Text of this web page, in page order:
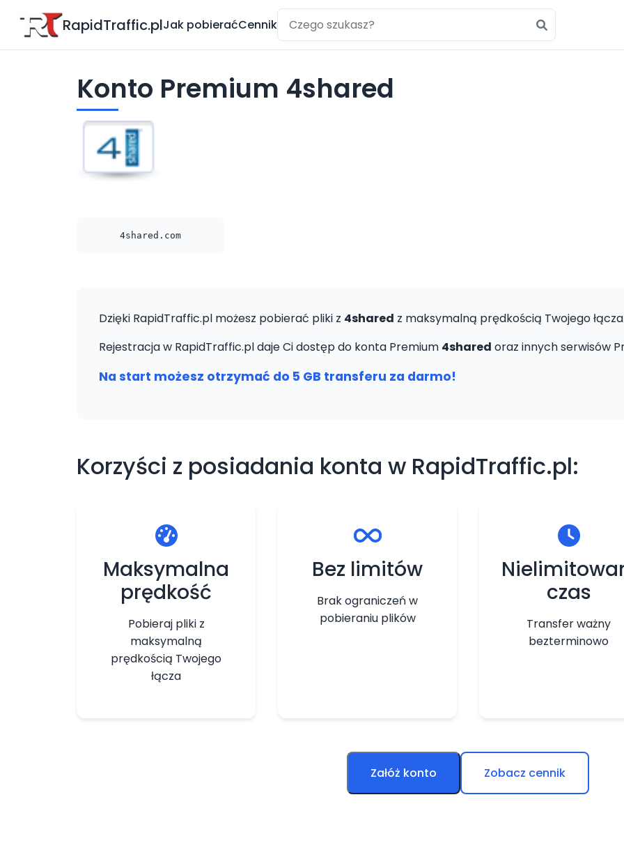
RapidTraffic.plJak pobieraćCennik
Konto Premium 4shared
4shared.com
Dzięki RapidTraffic.pl możesz pobierać pliki z 4shared z maksymalną prędkością Twojego
Rejestracja w RapidTraffic.pl daje Ci dostęp do konta Premium 4shared oraz innych serwisów
Na start możesz otrzymać do 5 GB transferu za darmo!
Korzyści z posiadania konta w RapidTraffic.pl:
Maksymalna
prędkość
Pobieraj pliki z
maksymalną
prędkością Twojego
łącza
Bez limitów
Brak ograniczeń w
pobieraniu plików
czas
Transfer ważny
bezterminowo
Załóż konto Zobacz cennik